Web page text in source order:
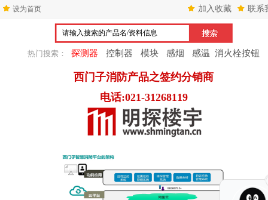
设为首页 联系
加入收藏
热门搜索： 探测器 控制器 模块 感烟 感温 消火栓按钮
西门子消防产品之签约分销商
电话:021-31268119